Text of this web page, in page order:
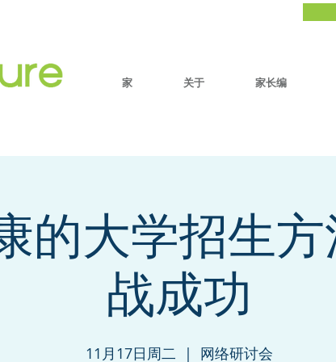
家 关于 家长编
的大学招生
战成功
11月17日周二
  |
网络研讨会